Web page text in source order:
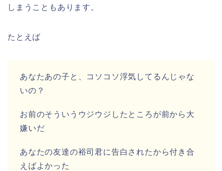
しまうこともあります。
たとえば
あなたあの子と、コソコソ浮気してるんじゃな
いの？
お前のそういうウジウジしたところが前から大
嫌いだ
あなたの友達の裕司君に告白されたから付き合
えばよかった